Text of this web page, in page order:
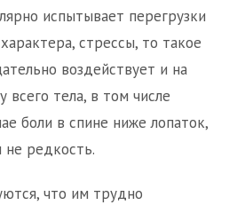
испытывает перегрузки
стрессы, то такое
воздействует и на
тела, в том числе
боли в спине ниже лопаток,
редкость.
что им трудно